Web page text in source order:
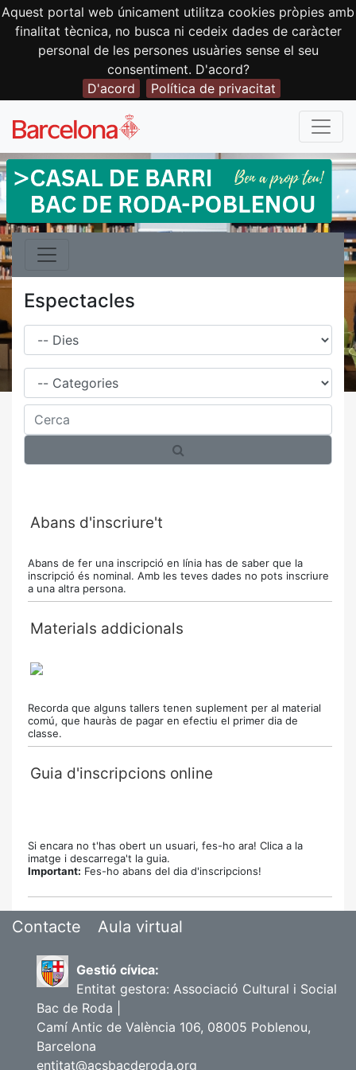
Aquest portal web únicament utilitza cookies pròpies amb
finalitat tècnica, no busca ni cedeix dades de caràcter
personal de les persones usuàries sense el seu
consentiment. D'acord?
D'acord
Política de privacitat
Espectacles
Dies
Família
Cerca
Abans d'inscriure't
Abans de fer una inscripció en línia has de saber que la
inscripció és nominal. Amb les teves dades no pots inscriure
a una altra persona.
Materials addicionals
Recorda que alguns tallers tenen suplement per al material
comú, que hauràs de pagar en efectiu el primer dia de
classe.
Guia d'inscripcions online
Si encara no t'has obert un usuari, fes-ho ara! Clica a la
imatge i descarrega't la guia.
Important: Fes-ho abans del dia d'inscripcions!
Contacte Aula virtual
Gestió cívica:
Entitat gestora: Associació Cultural i Social
Bac de Roda |
Camí Antic de València 106, 08005 Poblenou,
Barcelona
entitat@acsbacderoda.org